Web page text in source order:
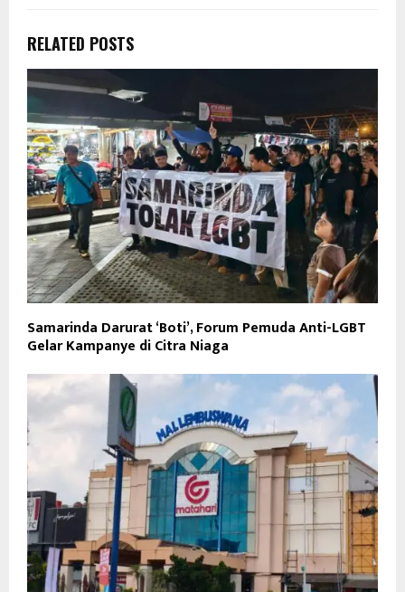
RELATED POSTS
Samarinda Darurat ‘Boti’, Forum Pemuda Anti-LGBT
Gelar Kampanye di Citra Niaga